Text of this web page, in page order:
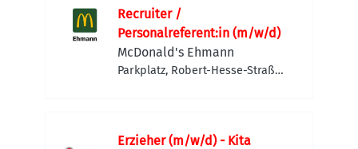
Recruiter /
Personalreferent:in (m/w/d)
McDonald's Ehmann
Parkplatz, Robert-Hesse-Straße
Erzieher (m/w/d) - Kita